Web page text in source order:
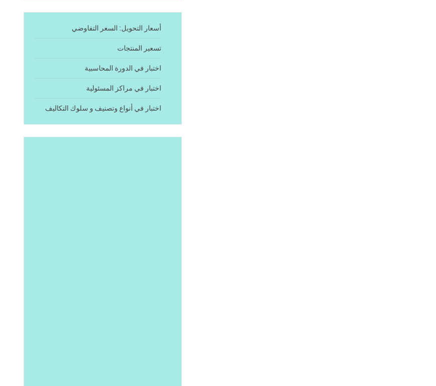
أسعار التحويل: السعر التفاوضي
تسعير المنتجات
اختبار في الدورة المحاسبية
اختبار في مراكز المسئولية
اختبار في أنواع وتصنيف و سلوك التكاليف